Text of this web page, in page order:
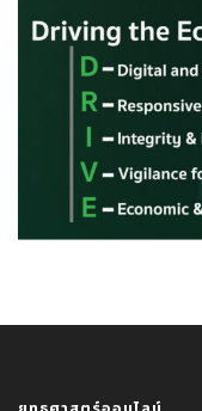
ยุทธศาสตร์ออนไลน์